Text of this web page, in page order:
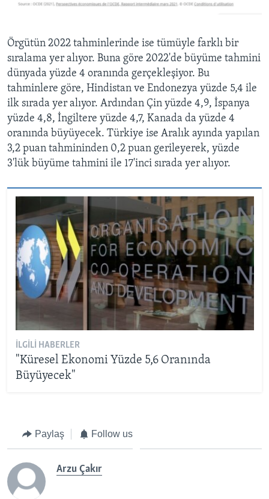
Örgütün 2022 tahminlerinde ise tümüyle farklı bir
sıralama yer alıyor. Buna göre 2022'de büyüme tahmini
dünyada yüzde 4 oranında gerçekleşiyor. Bu
tahminlere göre, Hindistan ve Endonezya yüzde 5,4 ile
ilk sırada yer alıyor. Ardından Çin yüzde 4,9, İspanya
yüzde 4,8, İngiltere yüzde 4,7, Kanada da yüzde 4
oranında büyüyecek. Türkiye ise Aralık ayında yapılan
3,2 puan tahmininden 0,2 puan gerileyerek, yüzde
3'lük büyüme tahmini ile 17'inci sırada yer alıyor.
İLGILI HABERLER
"Küresel Ekonomi Yüzde 5,6 Oranında
Büyüyecek"
Paylaş Follow us
Arzu Çakır